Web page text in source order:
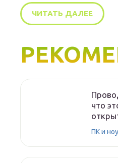
ЧИТАТЬ ДАЛЕЕ
что
ПК и